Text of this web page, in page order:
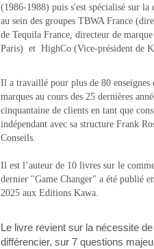
(1986-1988) puis s'est spécialisé sur
au sein des groupes TBWA France
de Tequila France, directeur de
Paris) et HighCo (Vice-président de
Il a travaillé pour plus de 80 enseignes
marques au cours des 25 dernières
cinquantaine de clients en tant que
indépendant avec sa structure Frank
Conseils.
Il est l’auteur de 10 livres sur le
dernier "Game Changer" a été publié
2025 aux Editions Kawa.
Le livre revient sur la nécessite
différencier, sur 7 questions